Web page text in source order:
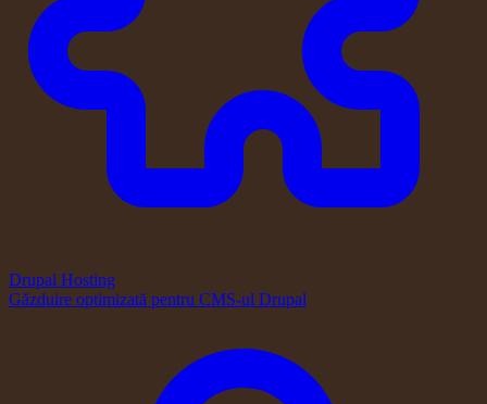
Drupal Hosting
Găzduire optimizată pentru CMS-ul Drupal